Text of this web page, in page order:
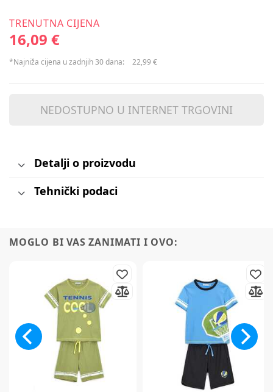
TRENUTNA CIJENA
16,09 €
*Najniža cijena u zadnjih 30 dana: 22,99 €
NEDOSTUPNO U INTERNET TRGOVINI
Detalji o proizvodu
Tehnički podaci
MOGLO BI VAS ZANIMATI I OVO: